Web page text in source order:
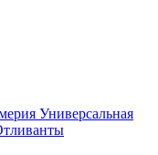
Универсальная